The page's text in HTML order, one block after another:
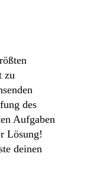
zu
des
Aufgaben
Lösung!
deinen